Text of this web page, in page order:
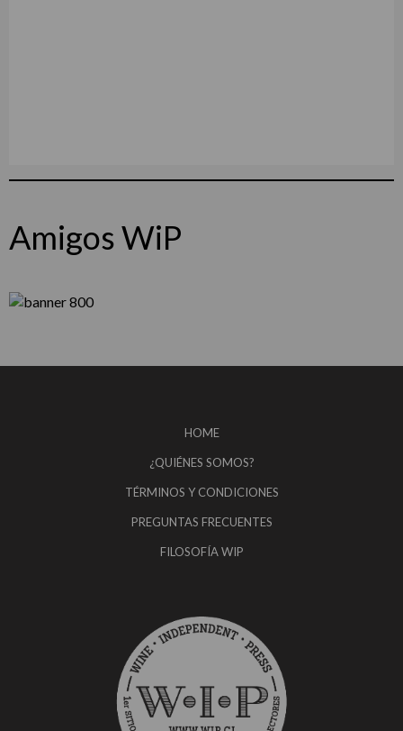
Amigos WiP
HOME
¿QUIÉNES SOMOS?
TÉRMINOS Y CONDICIONES
PREGUNTAS FRECUENTES
FILOSOFÍA WIP